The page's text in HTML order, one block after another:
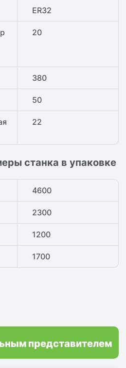
ER32
20
380
50
22
станка в упаковке
4600
2300
1200
1700
представителем